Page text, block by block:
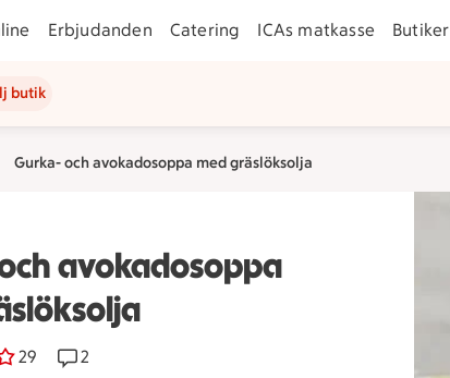
Erbjudanden Catering ICAs matkasse Butiker
butik
Gurka- och avokadosoppa med gräslöksolja
avokadosoppa
29
röstatReceptet har 2 kommentarer
2